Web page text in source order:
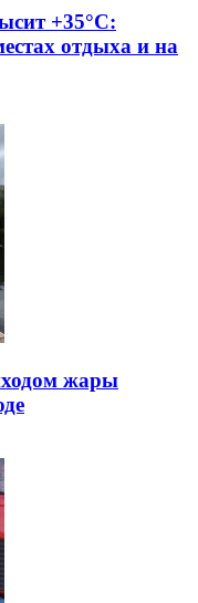
+35°С:
отдыха и на
жары